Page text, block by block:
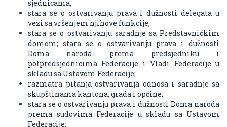
sjednicama;
stara se o ostvarivanju prava i dužnosti delegata u
vezi sa vršenjem njihove funkcije;
stara se o ostvarivanju saradnje sa Predstavničkim
domom; stara se o ostvarivanju prava i dužnosti
Doma naroda prema predsjedniku i
potpredsjednicima Federacije i Vladi Federacije u
skladu sa Ustavom Federacije;
razmatra pitanja ostvarivanja odnosa i saradnje sa
skupštinama kantona, grada i općine;
stara se o ostvarivanju prava i dužnosti Doma naroda
prema sudovima Federacije u skladu sa Ustavom
Federacije;